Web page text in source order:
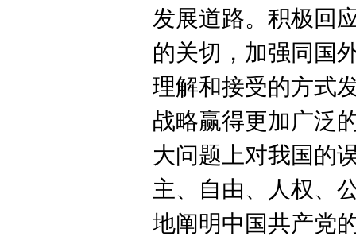
发展道路。积极回
的关切，加强同国
理解和接受的方式
战略赢得更加广泛
大问题上对我国的
主、自由、人权、
地阐明中国共产党